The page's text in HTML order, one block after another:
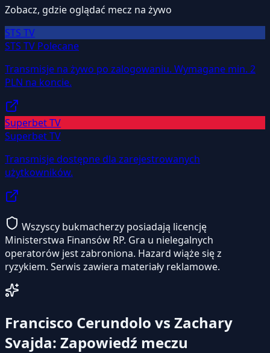
Zobacz, gdzie oglądać mecz na żywo
STS TV
STS TV Polecane
Transmisje na żywo po zalogowaniu. Wymagane min. 2
PLN na koncie.
Superbet TV
Superbet TV
Transmisje dostępne dla zarejestrowanych
użytkowników.
Wszyscy bukmacherzy posiadają licencję
Ministerstwa Finansów RP. Gra u nielegalnych
operatorów jest zabroniona. Hazard wiąże się z
ryzykiem. Serwis zawiera materiały reklamowe.
Francisco Cerundolo vs Zachary
Svajda: Zapowiedź meczu